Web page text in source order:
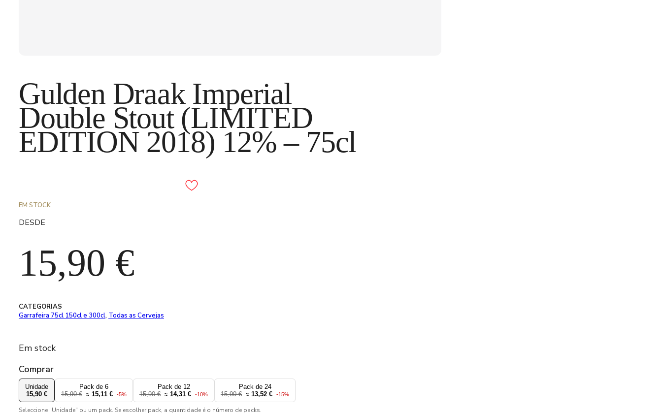
Gulden Draak Imperial
Double Stout (LIMITED
EDITION 2018) 12% – 75cl
EM STOCK
DESDE
15,90 €
CATEGORIAS
Garrafeira 75cl 150cl e 300cl, Todas as Cervejas
Em stock
Comprar
Unidade
15,90 €
Pack de 6
15,90 €
≈ 15,11 € -5%
Pack de 12
15,90 €
≈ 14,31 € -10%
Pack de 24
15,90 €
≈ 13,52 € -15%
Seleccione "Unidade" ou um pack. Se escolher pack, a quantidade é o número de packs.